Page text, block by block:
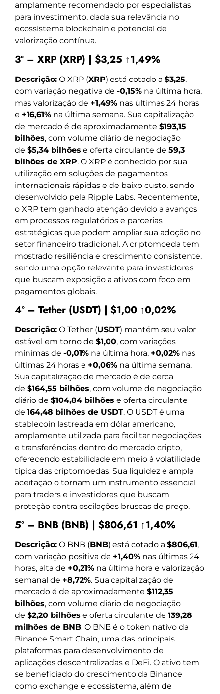
amplamente recomendado por especialistas
para investimento, dada sua relevância no
ecossistema blockchain e potencial de
valorização contínua.
3º – XRP (XRP) | $3,25 ↑1,49%
Descrição: O XRP (XRP) está cotado a $3,25,
com variação negativa de -0,15% na última hora,
mas valorização de +1,49% nas últimas 24 horas
e +16,61% na última semana. Sua capitalização
de mercado é de aproximadamente $193,15
bilhões, com volume diário de negociação
de $5,34 bilhões e oferta circulante de 59,3
bilhões de XRP. O XRP é conhecido por sua
utilização em soluções de pagamentos
internacionais rápidas e de baixo custo, sendo
desenvolvido pela Ripple Labs. Recentemente,
o XRP tem ganhado atenção devido a avanços
em processos regulatórios e parcerias
estratégicas que podem ampliar sua adoção no
setor financeiro tradicional. A criptomoeda tem
mostrado resiliência e crescimento consistente,
sendo uma opção relevante para investidores
que buscam exposição a ativos com foco em
pagamentos globais.
4º – Tether (USDT) | $1,00 ↑0,02%
Descrição: O Tether (USDT) mantém seu valor
estável em torno de $1,00, com variações
mínimas de -0,01% na última hora, +0,02% nas
últimas 24 horas e +0,06% na última semana.
Sua capitalização de mercado é de cerca
de $164,55 bilhões, com volume de negociação
diário de $104,84 bilhões e oferta circulante
de 164,48 bilhões de USDT. O USDT é uma
stablecoin lastreada em dólar americano,
amplamente utilizada para facilitar negociações
e transferências dentro do mercado cripto,
oferecendo estabilidade em meio à volatilidade
típica das criptomoedas. Sua liquidez e ampla
aceitação o tornam um instrumento essencial
para traders e investidores que buscam
proteção contra oscilações bruscas de preço.
5º – BNB (BNB) | $806,61 ↑1,40%
Descrição: O BNB (BNB) está cotado a $806,61,
com variação positiva de +1,40% nas últimas 24
horas, alta de +0,21% na última hora e valorização
semanal de +8,72%. Sua capitalização de
mercado é de aproximadamente $112,35
bilhões, com volume diário de negociação
de $2,20 bilhões e oferta circulante de 139,28
milhões de BNB. O BNB é o token nativo da
Binance Smart Chain, uma das principais
plataformas para desenvolvimento de
aplicações descentralizadas e DeFi. O ativo tem
se beneficiado do crescimento da Binance
como exchange e ecossistema, além de